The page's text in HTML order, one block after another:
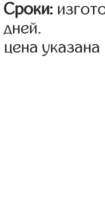
Сроки:
дней.
цена